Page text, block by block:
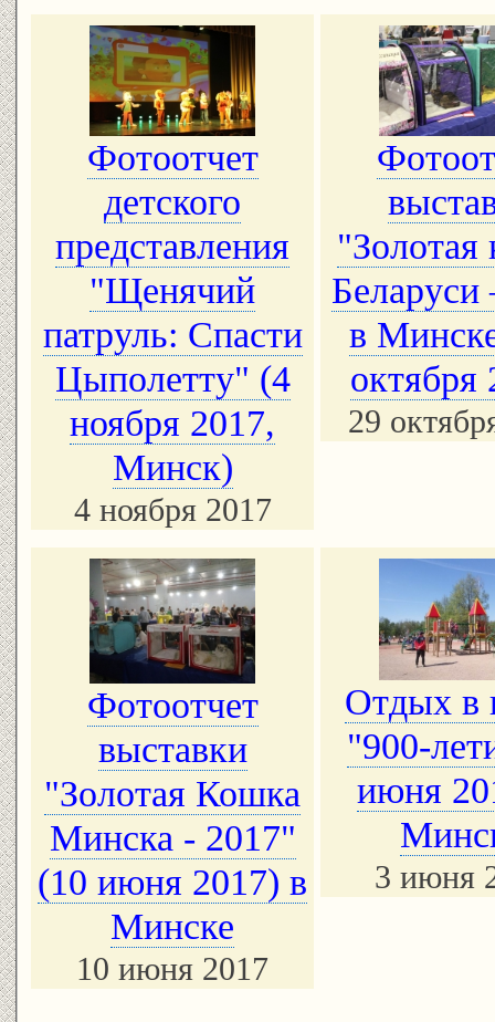
Фотоотчет
детского
представления
"Щенячий
патруль: Спасти
Цыполетту" (4
ноября 2017,
Минск)
4 ноября 2017
"Золотая
Беларуси
в
октября
29
Фотоотчет
выставки
"Золотая Кошка
Минска - 2017"
(10 июня 2017) в
Минске
10 июня 2017
Отдых в
"900-
июня
3 июня